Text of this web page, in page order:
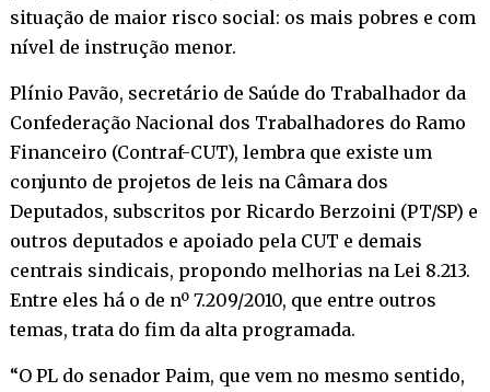
situação de maior risco social: os mais pobres e com
nível de instrução menor.
Plínio Pavão, secretário de Saúde do Trabalhador da
Confederação Nacional dos Trabalhadores do Ramo
Financeiro (Contraf-CUT), lembra que existe um
conjunto de projetos de leis na Câmara dos
Deputados, subscritos por Ricardo Berzoini (PT/SP) e
outros deputados e apoiado pela CUT e demais
centrais sindicais, propondo melhorias na Lei 8.213.
Entre eles há o de nº 7.209/2010, que entre outros
temas, trata do fim da alta programada.
“O PL do senador Paim, que vem no mesmo sentido,